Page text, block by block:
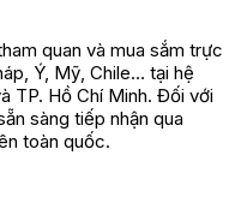
quan và mua sắm trực
Ý, Mỹ, Chile… tại hệ
TP. Hồ Chí Minh. Đối với
sàng tiếp nhận qua
toàn quốc.